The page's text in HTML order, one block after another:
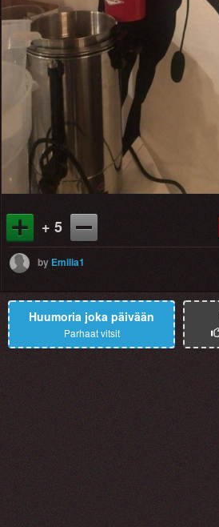
+ 5
by Emilia1
Huumoria joka päivään
Parhaat vitsit